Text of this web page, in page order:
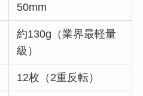
50mm
約130g（業界最軽量
級）
12枚（2重反転）